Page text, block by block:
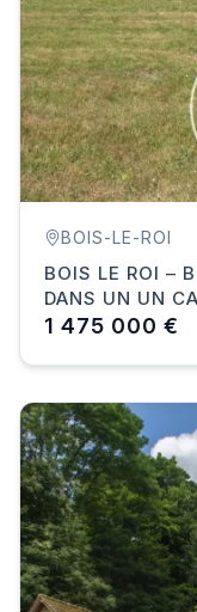
BOIS-LE-ROI
BOIS LE ROI – BORD DE SEINE – PROPRIÉTÉ
DANS UN UN
1 475 000 €